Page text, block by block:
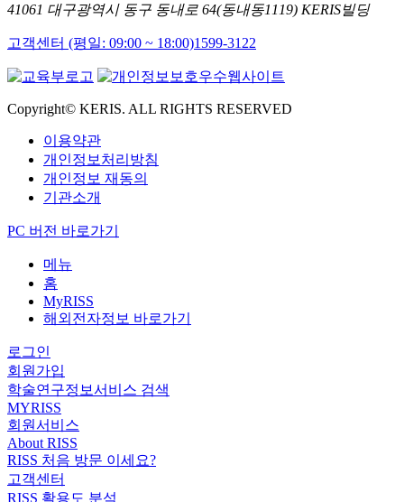
41061 대구광역시 동구 동내로 64(동내동1119) KERIS빌딩
고객센터 (평일: 09:00 ~ 18:00)1599-3122
Copyright© KERIS. ALL RIGHTS RESERVED
이용약관
개인정보처리방침
개인정보 재동의
기관소개
PC 버전 바로가기
메뉴
홈
MyRISS
해외전자정보 바로가기
로그인
회원가입
학술연구정보서비스 검색
MYRISS
회원서비스
About RISS
RISS 처음 방문 이세요?
고객센터
RISS 활용도 분석